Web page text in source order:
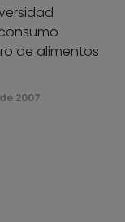
de alimentos
2007